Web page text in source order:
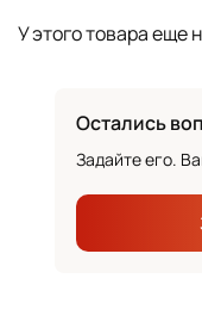
У этого товара еще
Остались
Задайте его.